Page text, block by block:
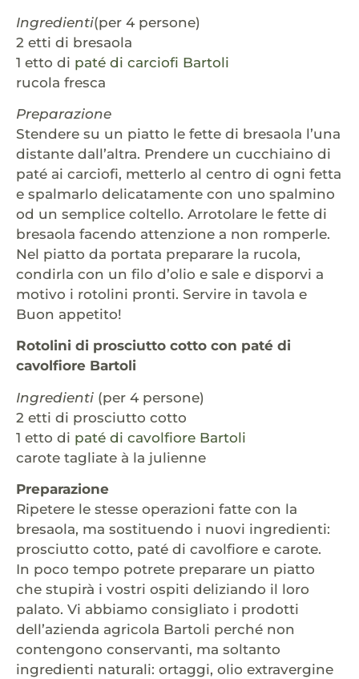
Ingredienti(per 4 persone)
2 etti di bresaola
1 etto di paté di carciofi Bartoli
rucola fresca
Preparazione
Stendere su un piatto le fette di bresaola l’una
distante dall’altra. Prendere un cucchiaino di
paté ai carciofi, metterlo al centro di ogni fetta
e spalmarlo delicatamente con uno spalmino
od un semplice coltello. Arrotolare le fette di
bresaola facendo attenzione a non romperle.
Nel piatto da portata preparare la rucola,
condirla con un filo d’olio e sale e disporvi a
motivo i rotolini pronti. Servire in tavola e
Buon appetito!
Rotolini di prosciutto cotto con paté di
cavolfiore Bartoli
Ingredienti (per 4 persone)
2 etti di prosciutto cotto
1 etto di paté di cavolfiore Bartoli
carote tagliate à la julienne
Preparazione
Ripetere le stesse operazioni fatte con la
bresaola, ma sostituendo i nuovi ingredienti:
prosciutto cotto, paté di cavolfiore e carote.
In poco tempo potrete preparare un piatto
che stupirà i vostri ospiti deliziando il loro
palato. Vi abbiamo consigliato i prodotti
dell’azienda agricola Bartoli perché non
contengono conservanti, ma soltanto
ingredienti naturali: ortaggi, olio extravergine